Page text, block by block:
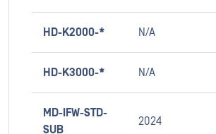
HD-K2000-* N/A
HD-K3000-* N/A
MD-IFW-STD-
SUB
2024